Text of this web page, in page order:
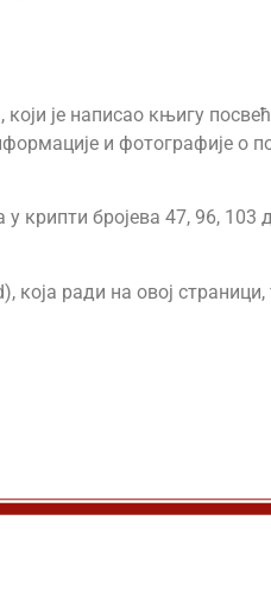
је написао књигу
и фотографије о
крипти бројева 47, 96,
која ради на овој